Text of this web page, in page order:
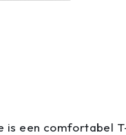
is een comfortabel